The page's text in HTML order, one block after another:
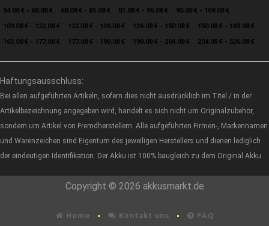
54.08 € - 68.08 €
68.08 € - 81.08 € 81.08 € - 95.08 €
95.08 € - 109.08 €
109.08 € - 122.08 €
122.08 € - 136.08 € 136.08 € - 150.08 €
150.08 € - 163.08 €
163.08 € - 177.08 €
177.08 € - 190.08 € 190.08 € - 204.08 € 204.08 € - 526.08 €
Haftungsausschluss:
Bei allen aufgeführten Artikeln, sofern dies nicht ausdrücklich im Titel / in der
Artikelbezeichnung angegeben wird, handelt es sich nicht um Originalzubehör,
sondern um Artikel von Fremdherstellern. Alle aufgeführten Firmen-, Markennamen
und Warenzeichen sind Eigentum des jeweiligen Herstellers und dienen lediglich
der eindeutigen Identifikation. Der Akku ist 100% baugleich zu dem Original Akku.
Copyright © 2026 akkusmarkt.de
Home Kontakt uns FAQ